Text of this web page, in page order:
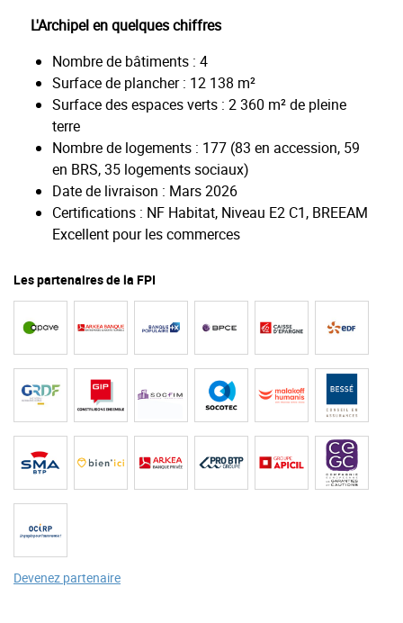
L'Archipel en quelques chiffres
Nombre de bâtiments : 4
Surface de plancher : 12 138 m²
Surface des espaces verts : 2 360 m² de pleine
terre
Nombre de logements : 177 (83 en accession, 59
en BRS, 35 logements sociaux)
Date de livraison : Mars 2026
Certifications : NF Habitat, Niveau E2 C1, BREEAM
Excellent pour les commerces
Les partenaires de la FPI
Devenez partenaire